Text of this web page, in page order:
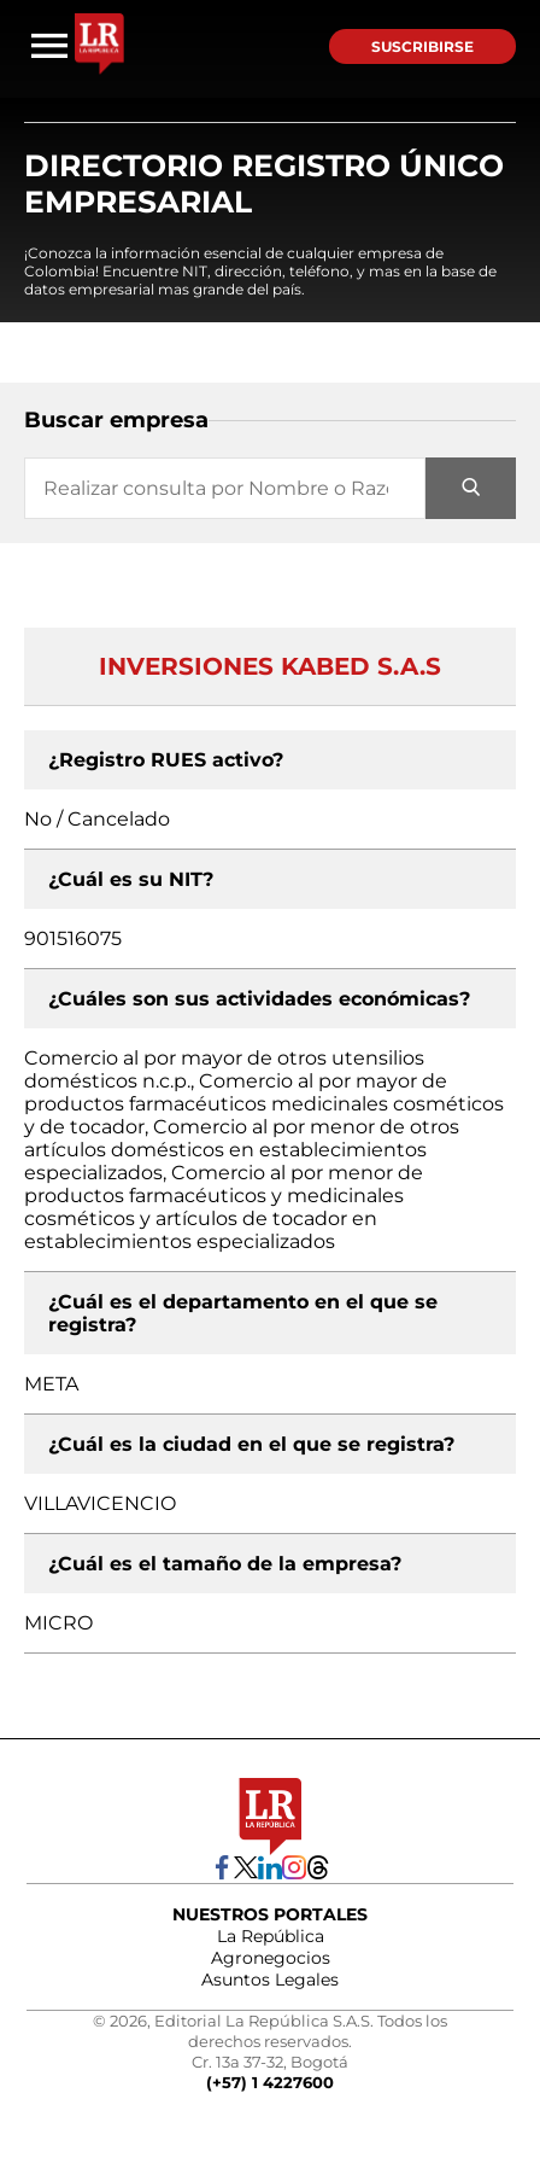
SUSCRIBIRSE
DIRECTORIO REGISTRO ÚNICO
EMPRESARIAL
¡Conozca la información esencial de cualquier empresa de
Colombia! Encuentre NIT, dirección, teléfono, y mas en la base de
datos empresarial mas grande del país.
Buscar empresa
INVERSIONES KABED S.A.S
¿Registro RUES activo?
No / Cancelado
¿Cuál es su NIT?
901516075
¿Cuáles son sus actividades económicas?
Comercio al por mayor de otros utensilios
domésticos n.c.p., Comercio al por mayor de
productos farmacéuticos medicinales cosméticos
y de tocador, Comercio al por menor de otros
artículos domésticos en establecimientos
especializados, Comercio al por menor de
productos farmacéuticos y medicinales
cosméticos y artículos de tocador en
establecimientos especializados
¿Cuál es el departamento en el que se
registra?
META
¿Cuál es la ciudad en el que se registra?
VILLAVICENCIO
¿Cuál es el tamaño de la empresa?
MICRO
NUESTROS PORTALES
La República
Agronegocios
Asuntos Legales
© 2026, Editorial La República S.A.S. Todos los
derechos reservados.
Cr. 13a 37-32, Bogotá
(+57) 1 4227600